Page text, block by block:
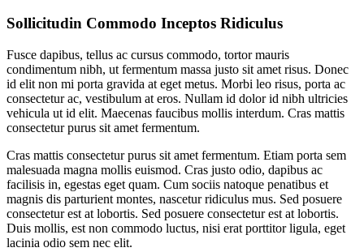
Sollicitudin Commodo Inceptos Ridiculus
Fusce dapibus, tellus ac cursus commodo, tortor mauris
condimentum nibh, ut fermentum massa justo sit amet risus. Donec
id elit non mi porta gravida at eget metus. Morbi leo risus, porta ac
consectetur ac, vestibulum at eros. Nullam id dolor id nibh ultricies
vehicula ut id elit. Maecenas faucibus mollis interdum. Cras mattis
consectetur purus sit amet fermentum.
Cras mattis consectetur purus sit amet fermentum. Etiam porta sem
malesuada magna mollis euismod. Cras justo odio, dapibus ac
facilisis in, egestas eget quam. Cum sociis natoque penatibus et
magnis dis parturient montes, nascetur ridiculus mus. Sed posuere
consectetur est at lobortis. Sed posuere consectetur est at lobortis.
Duis mollis, est non commodo luctus, nisi erat porttitor ligula, eget
lacinia odio sem nec elit.